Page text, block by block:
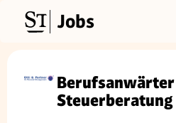
Jobs
Berufsanwärter